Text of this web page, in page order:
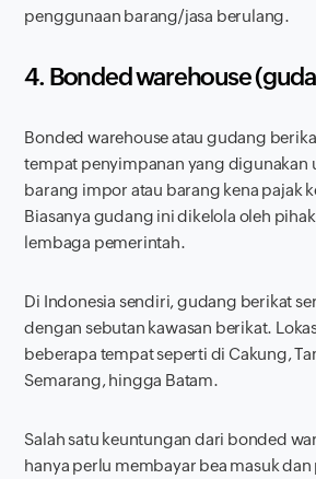
penggunaan barang/jasa berulang.
4. Bonded warehouse (
Bonded warehouse atau gudang
tempat penyimpanan yang digunakan
barang impor atau barang kena pajak
Biasanya gudang ini dikelola oleh
lembaga pemerintah.
Di Indonesia sendiri, gudang berikat
dengan sebutan kawasan berikat.
beberapa tempat seperti di Cakung,
Semarang, hingga Batam.
Salah satu keuntungan dari bonded
hanya perlu membayar bea masuk dan